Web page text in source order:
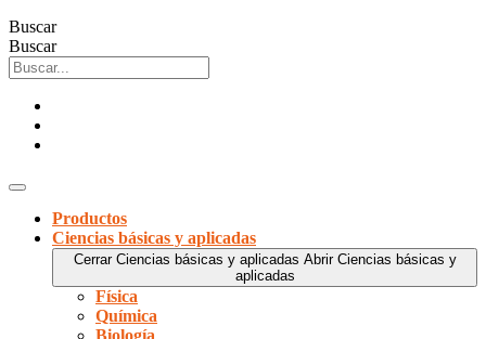
Buscar
Buscar
Productos
Ciencias básicas y aplicadas
Cerrar Ciencias básicas y aplicadas Abrir Ciencias básicas y
aplicadas
Física
Química
Biología